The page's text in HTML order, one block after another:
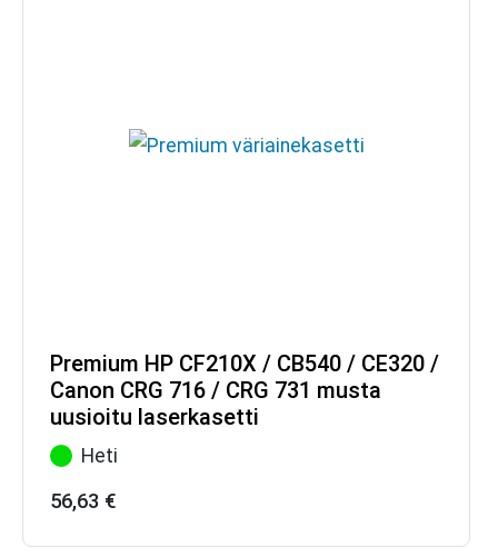
Premium HP CF210X / CB540 / CE320 /
Canon CRG 716 / CRG 731 musta
uusioitu laserkasetti
Heti
56,63 €